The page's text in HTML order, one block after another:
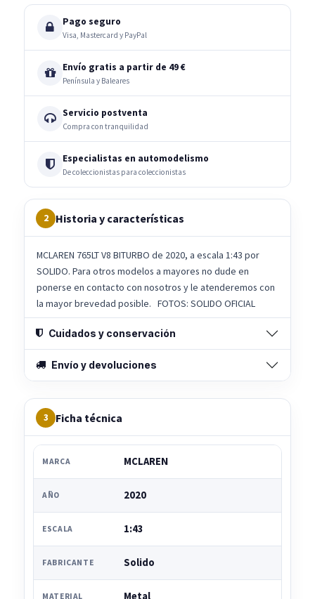
Pago seguro
Visa, Mastercard y PayPal
Envío gratis a partir de 49 €
Península y Baleares
Servicio postventa
Compra con tranquilidad
Especialistas en automodelismo
De coleccionistas para coleccionistas
2 Historia y características
MCLAREN 765LT V8 BITURBO de 2020, a escala 1:43 por
SOLIDO. Para otros modelos a mayores no dude en
ponerse en contacto con nosotros y le atenderemos con
la mayor brevedad posible. FOTOS: SOLIDO OFICIAL
Cuidados y conservación
Envío y devoluciones
3 Ficha técnica
MARCA MCLAREN
AÑO 2020
ESCALA 1:43
FABRICANTE Solido
MATERIAL Metal